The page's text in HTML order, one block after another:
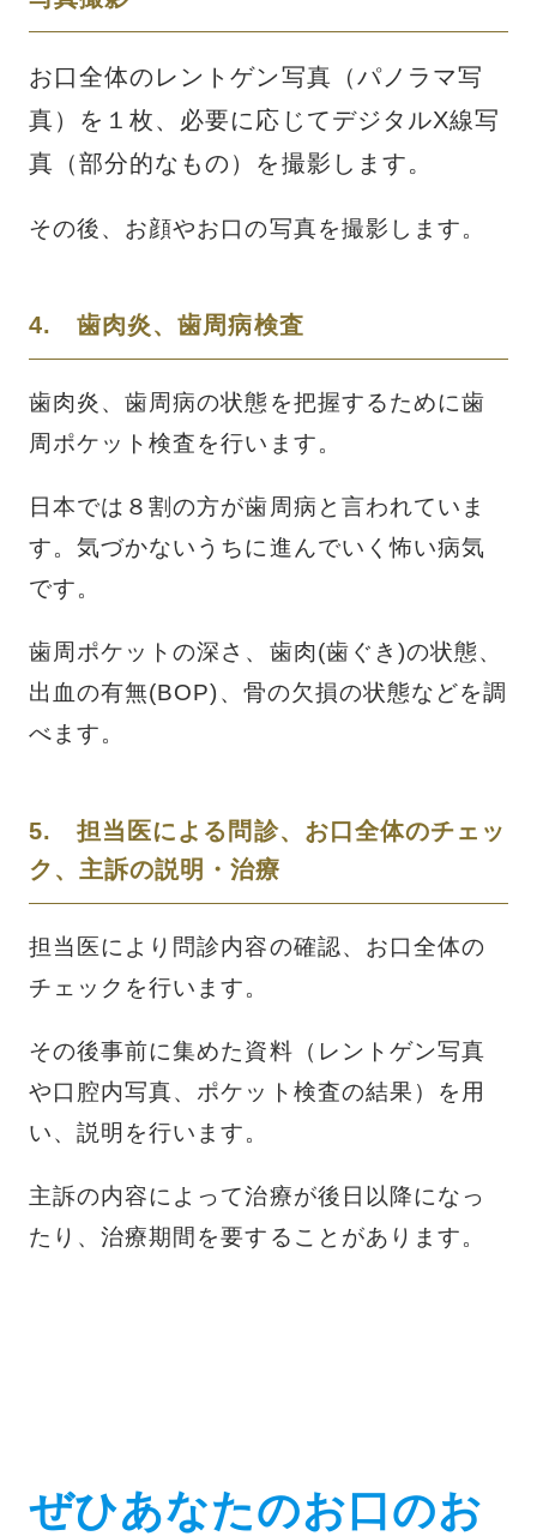
お口全体のレントゲン写真（パノラマ写
真）を１枚、必要に応じてデジタルX線写
真（部分的なもの）を撮影します。
その後、お顔やお口の写真を撮影します。
4. 歯肉炎、歯周病検査
歯肉炎、歯周病の状態を把握するために歯
周ポケット検査を行います。
日本では８割の方が歯周病と言われていま
す。気づかないうちに進んでいく怖い病気
です。
歯周ポケットの深さ、歯肉(歯ぐき)の状態、
出血の有無(BOP)、骨の欠損の状態などを調
べます。
5. 担当医による問診、お口全体のチェッ
ク、主訴の説明・治療
担当医により問診内容の確認、お口全体の
チェックを行います。
その後事前に集めた資料（レントゲン写真
や口腔内写真、ポケット検査の結果）を用
い、説明を行います。
主訴の内容によって治療が後日以降になっ
たり、治療期間を要することがあります。
ぜひあなたのお口のお